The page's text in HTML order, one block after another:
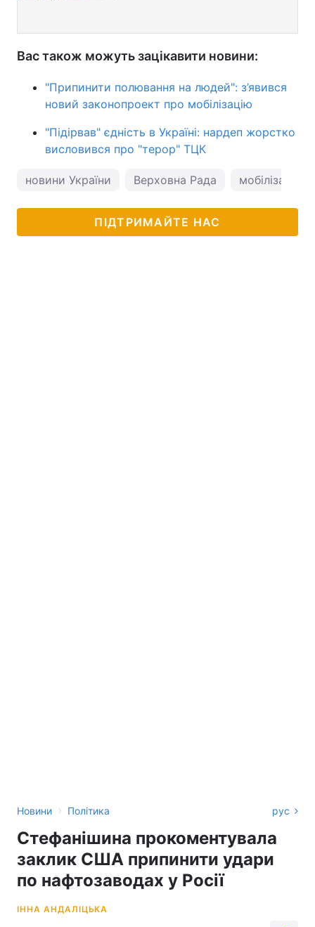
Вас також можуть зацікавити новини:
"Припинити полювання на людей": з’явився
новий законопроект про мобілізацію
"Підірвав" єдність в Україні: нардеп жорстко
висловився про "терор" ТЦК
новини України Верховна Рада мобілізація
ПІДТРИМАЙТЕ НАС
Новини › Політика рус
Стефанішина прокоментувала
заклик США припинити удари
по нафтозаводах у Росії
ІННА АНДАЛІЦЬКА